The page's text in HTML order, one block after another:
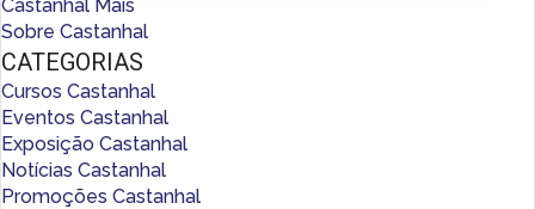
Castanhal Mais
Sobre Castanhal
CATEGORIAS
Cursos Castanhal
Eventos Castanhal
Exposição Castanhal
Notícias Castanhal
Promoções Castanhal